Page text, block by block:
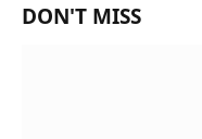
DON'T MISS